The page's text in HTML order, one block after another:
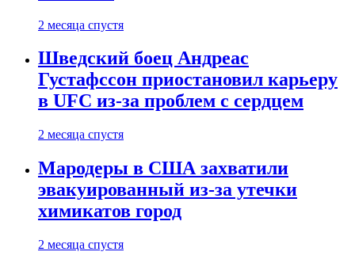
2 месяца спустя
Шведский боец Андреас
Густафссон приостановил карьеру
в UFC из-за проблем с сердцем
2 месяца спустя
Мародеры в США захватили
эвакуированный из-за утечки
химикатов город
2 месяца спустя